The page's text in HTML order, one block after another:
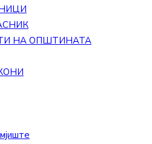
НА ОПШТИНАТА